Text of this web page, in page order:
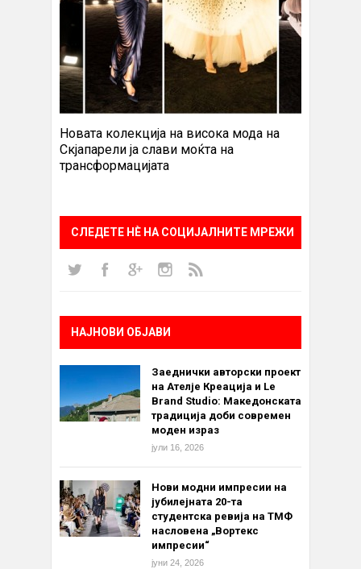
Новата колекција на висока мода на
Скјапарели ја слави моќта на
трансформацијата
СЛЕДЕТЕ НÈ НА СОЦИЈАЛНИТЕ МРЕЖИ
НАЈНОВИ ОБЈАВИ
Заеднички авторски проект
на Ателје Креација и Le
Brand Studio: Македонската
традиција доби современ
моден израз
јули 16, 2026
Нови модни импресии на
јубилејната 20-та
студентска ревија на ТМФ
насловена „Вортекс
импресии“
јуни 24, 2026